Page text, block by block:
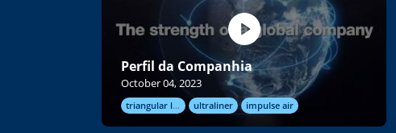
Perfil da Companhia
October 04, 2023
triangular liners ultraliner impulse air